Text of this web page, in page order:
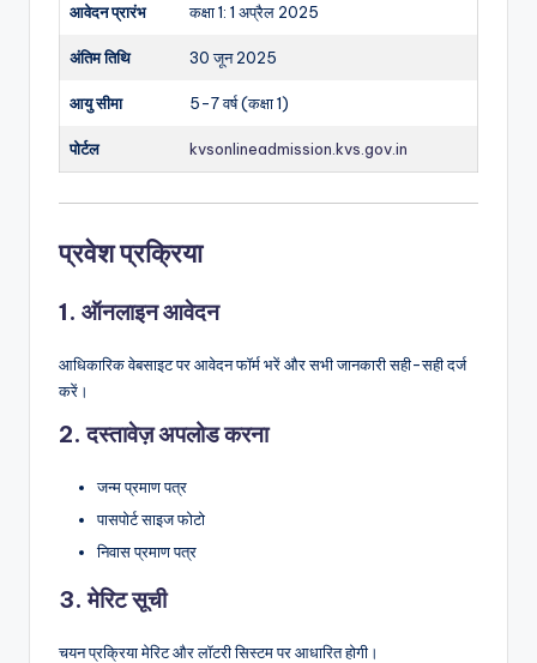
आवेदन प्रारंभ कक्षा 1: 1 अप्रैल 2025
अंतिम तिथि 30 जून 2025
आयु सीमा 5-7 वर्ष (कक्षा 1)
पोर्टल kvsonlineadmission.kvs.gov.in
प्रवेश प्रक्रिया
1. ऑनलाइन आवेदन
आधिकारिक वेबसाइट पर आवेदन फॉर्म भरें और सभी जानकारी सही-सही दर्ज
करें।
2.दस्तावेज़ अपलोड करना
जन्म प्रमाण पत्र
पासपोर्ट साइज फोटो
निवास प्रमाण पत्र
3.मेरिट सूची
चयन प्रक्रिया मेरिट और लॉटरी सिस्टम पर आधारित होगी।